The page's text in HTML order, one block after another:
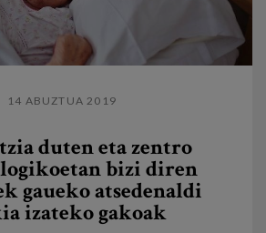
14 ABUZTUA 2019
duten eta zentro
bizi diren
gaueko atsedenaldi
izateko gakoak